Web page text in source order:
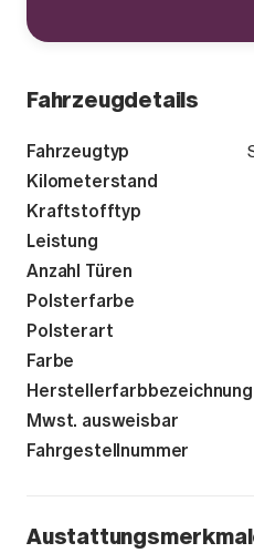
Fahrzeugdetails
Fahrzeugtyp
Kilometerstand
Kraftstofftyp
Leistung
Anzahl Türen
Polsterfarbe
Polsterart
Farbe
Herstellerfarbbezeichnung
Mwst. ausweisbar
Fahrgestellnummer